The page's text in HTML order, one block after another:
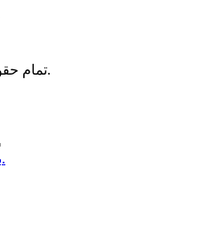
تمام حقوق برای کفِ بازار محفوظ است.
برای محصولات بیشتر کلیک کنید.